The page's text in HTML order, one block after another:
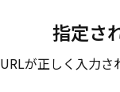
指定さ
URLが正しく入力さ